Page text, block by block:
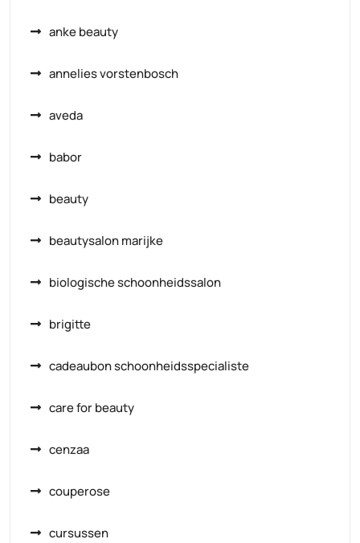
anke beauty
annelies vorstenbosch
aveda
babor
beauty
beautysalon marijke
biologische schoonheidssalon
brigitte
cadeaubon schoonheidsspecialiste
care for beauty
cenzaa
couperose
cursussen